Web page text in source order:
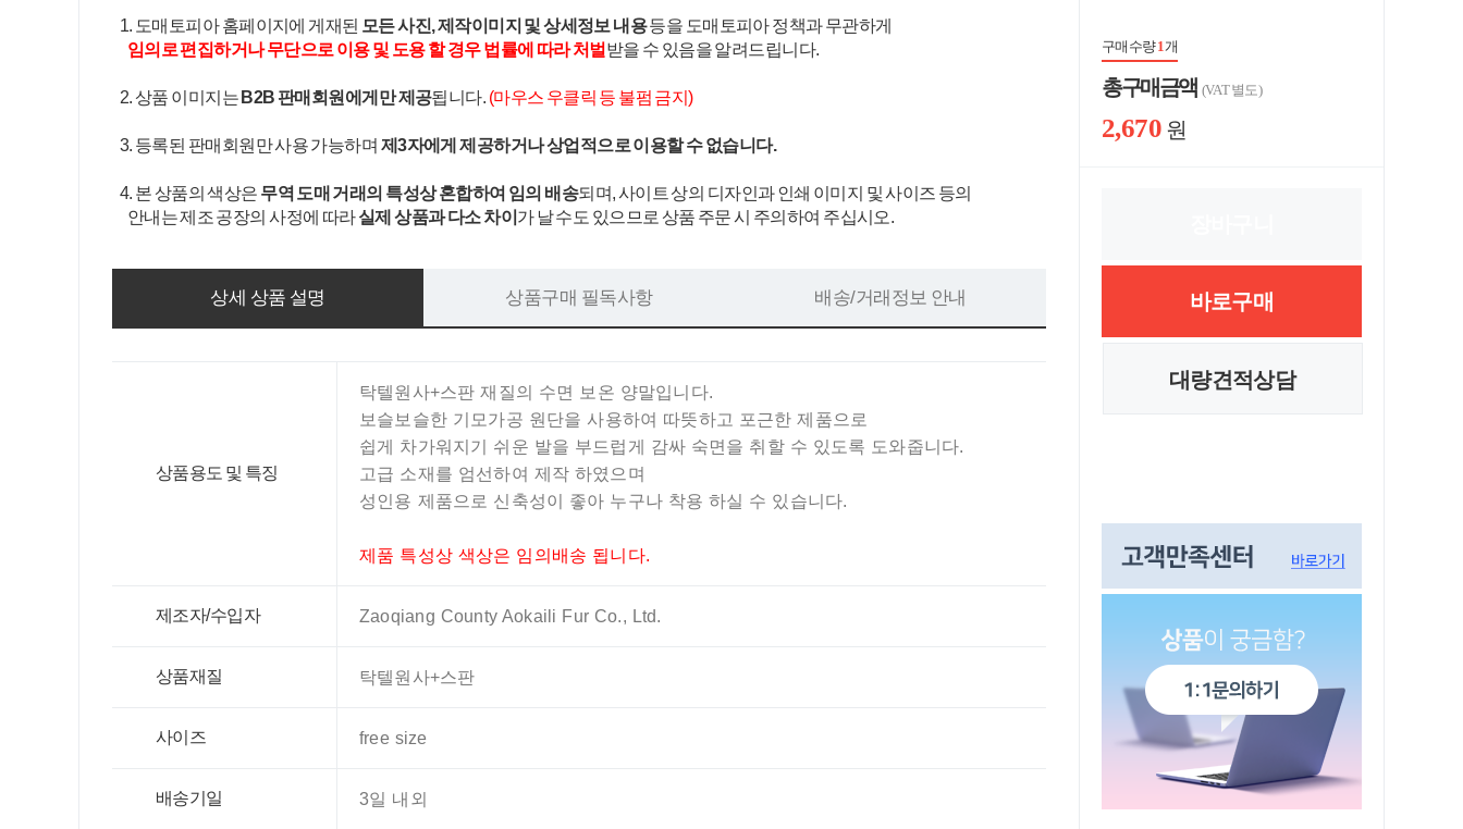
1. 도매토피아 홈페이지에 게재된 모든 사진, 제작이미지 및 상세정보 내용등을 도매토피아 정책과 무관하게
임의로 편집하거나 무단으로 이용 및 도용 할 경우 법률에 따라 처벌 받을 수 있음을 알려드립니다.
2. 상품 이미지는 B2B 판매회원에게만 제공됩니다. (마우스 우클릭 등 불펌 금지)
3. 등록된 판매회원만 사용 가능하며 제3자에게 제공하거나 상업적으로 이용할 수 없습니다.
4. 본 상품의 색상은 무역 도매 거래의 특성상 혼합하여 임의 배송되며, 사이트 상의 디자인과 인쇄 이미지 및 사이즈 등의
안내는 제조 공장의 사정에 따라실제 상품과 다소 차이 가 날 수도 있으므로 상품 주문 시 주의하여 주십시오.
상세 상품 설명 상품구매 필독사항 배송/거래정보 안내
상품용도 및 특징
탁텔원사+스판 재질의 수면 보온 양말입니다.
보슬보슬한 기모가공 원단을 사용하여 따뜻하고 포근한 제품으로
쉽게 차가워지기 쉬운 발을 부드럽게 감싸 숙면을 취할 수 있도록 도와줍니다.
고급 소재를 엄선하여 제작 하였으며
성인용 제품으로 신축성이 좋아 누구나 착용 하실 수 있습니다.
제품 특성상 색상은 임의배송 됩니다.
제조자/수입자 Zaoqiang County Aokaili Fur Co., Ltd.
상품재질 탁텔원사+스판
사이즈 free size
배송기일 3일 내외
구매수량1개
총 구매 금액 (VAT 별도)
2,670 원
바로구매
대량견적상담